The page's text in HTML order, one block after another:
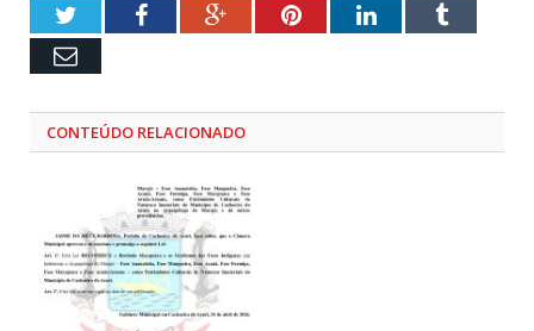
TwitterFacebookGoogle+PinterestLinkedInTumblr
Email
CONTEÚDO RELACIONADO